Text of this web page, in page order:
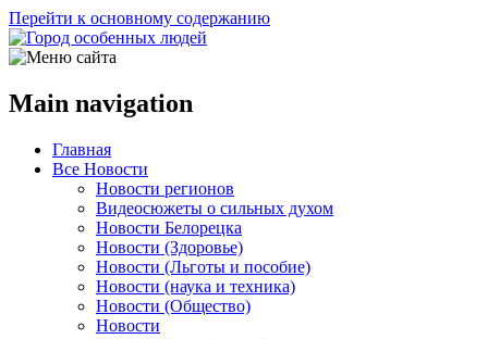
Перейти к основному содержанию
Main navigation
Главная
Все Новости
Новости регионов
Видеосюжеты о сильных духом
Новости Белорецка
Новости (Здоровье)
Новости (Льготы и пособие)
Новости (наука и техника)
Новости (Общество)
Новости